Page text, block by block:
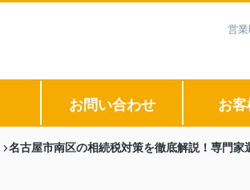
営
お問い合わせ お
名古屋市南区の相続税対策を徹底解説！専門家